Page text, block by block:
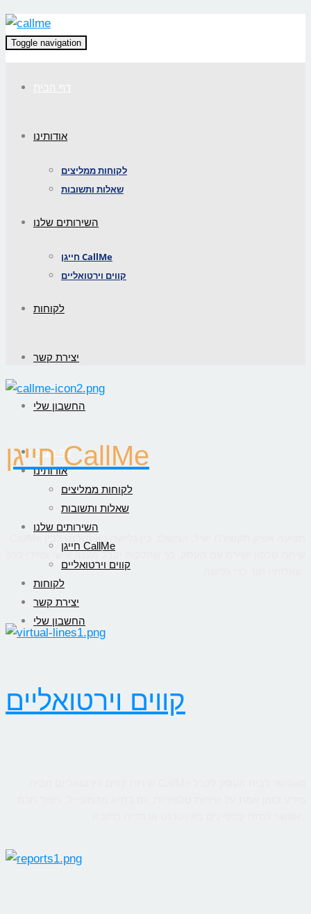
Toggle navigation
אודותינו
לקוחות ממליצים
שאלות ותשובות
השירותים שלנו
חייגן CallMe
קווים וירטואליים
לקוחות
יצירת קשר
החשבון שלי
דף הבית
אודותינו
לקוחות ממליצים
שאלות ותשובות
השירותים שלנו
חייגן CallMe
קווים וירטואליים
לקוחות
יצירת קשר
החשבון שלי
חייגן CallMe
שיחת טלפון ישירה עם העסק, כך שהלקוח יקבל מענה אישי ומיידי לכל
קווים וירטואליים